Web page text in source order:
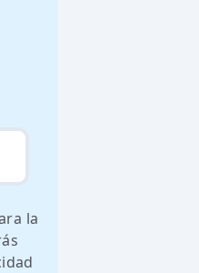
la